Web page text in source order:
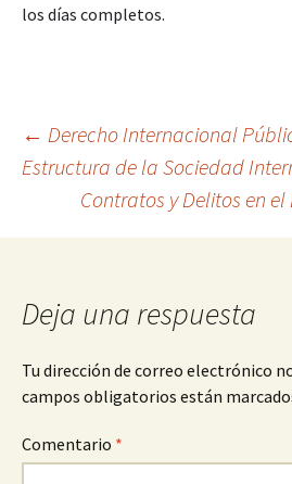
los días completos.
Navegación
← Derecho Internacional
Estructura de la Sociedad
Contratos y Delitos en
Deja una respuesta
Tu dirección de correo electrónico
campos obligatorios están
Comentario *